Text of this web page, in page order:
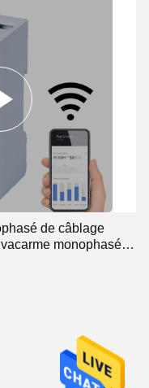
de 2P 60A
de câblage
monophasé